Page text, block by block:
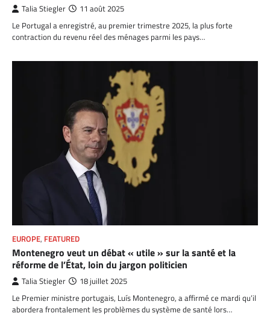
Talia Stiegler 11 août 2025
Le Portugal a enregistré, au premier trimestre 2025, la plus forte
contraction du revenu réel des ménages parmi les pays…
EUROPE, FEATURED
Montenegro veut un débat « utile » sur la santé et la
réforme de l’État, loin du jargon politicien
Talia Stiegler 18 juillet 2025
Le Premier ministre portugais, Luís Montenegro, a affirmé ce mardi qu’il
abordera frontalement les problèmes du système de santé lors…